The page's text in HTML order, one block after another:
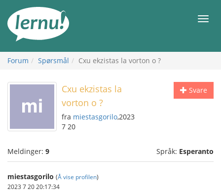
innholdet
Meny
Forum Spørsmål Cxu ekzistas la vorton o ?
Svare
Cxu ekzistas la
vorton o ?
fra miestasgorilo,2023
7 20
Meldinger: 9 Språk: Esperanto
miestasgorilo (Å vise profilen)
2023 7 20 20:17:34